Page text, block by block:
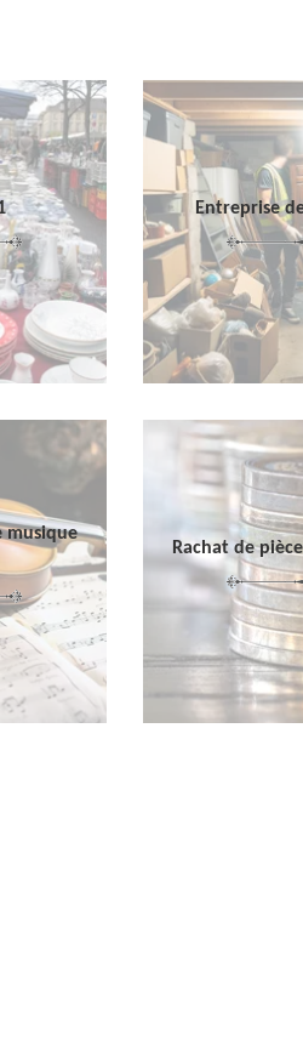
Entreprise
musique
Rachat de